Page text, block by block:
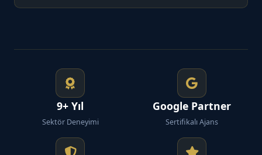
9+ Yıl
Sektör Deneyimi
Google Partner
Sertifikalı Ajans